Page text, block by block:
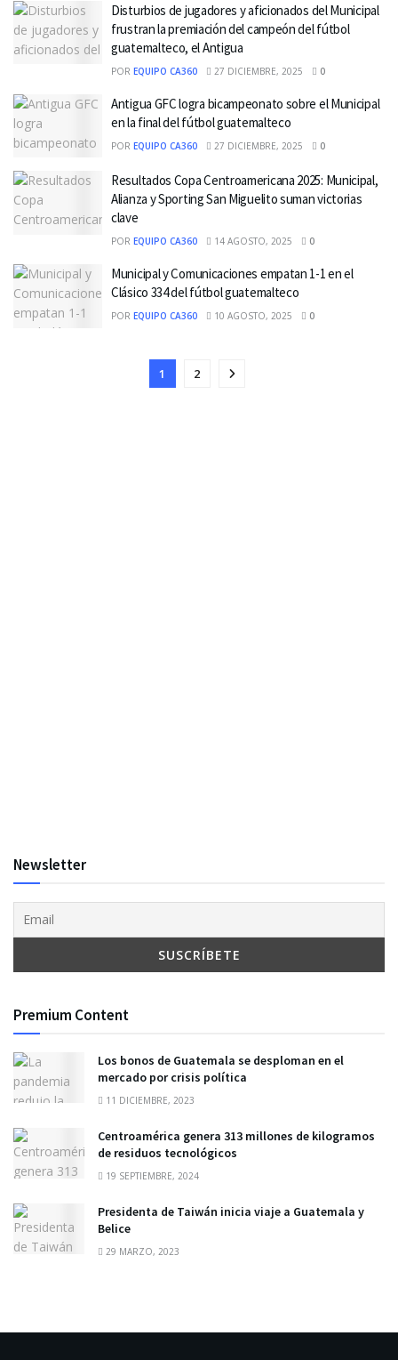
Disturbios de jugadores y aficionados del Municipal
frustran la premiación del campeón del fútbol
guatemalteco, el Antigua
POR EQUIPO CA360 27 DICIEMBRE, 2025 0
Antigua GFC logra bicampeonato sobre el Municipal
en la final del fútbol guatemalteco
POR EQUIPO CA360 27 DICIEMBRE, 2025 0
Resultados Copa Centroamericana 2025: Municipal,
Alianza y Sporting San Miguelito suman victorias
clave
POR EQUIPO CA360 14 AGOSTO, 2025 0
Municipal y Comunicaciones empatan 1-1 en el
Clásico 334 del fútbol guatemalteco
POR EQUIPO CA360 10 AGOSTO, 2025 0
1 2
Newsletter
Premium Content
Los bonos de Guatemala se desploman en el
mercado por crisis política
11 DICIEMBRE, 2023
Centroamérica genera 313 millones de kilogramos
de residuos tecnológicos
19 SEPTIEMBRE, 2024
Presidenta de Taiwán inicia viaje a Guatemala y
Belice
29 MARZO, 2023